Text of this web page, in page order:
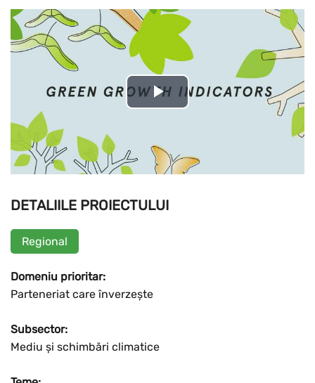
Play
Video
DETALIILE PROIECTULUI
Regional
Domeniu prioritar:
Parteneriat care înverzește
Subsector:
Mediu și schimbări climatice